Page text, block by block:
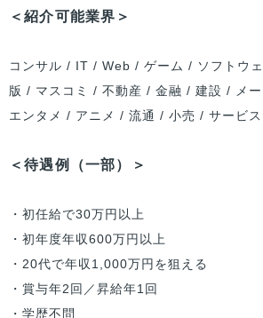
＜紹介可能業界＞
コンサル / IT / Web / ゲーム / ソフトウ
版 / マスコミ / 不動産 / 金融 / 建設 / メ
エンタメ / アニメ / 流通 / 小売 / サービ
＜待遇例（一部）＞
・初任給で30万円以上
・初年度年収600万円以上
・20代で年収1,000万円を狙える
・賞与年2回／昇給年1回
・学歴不問